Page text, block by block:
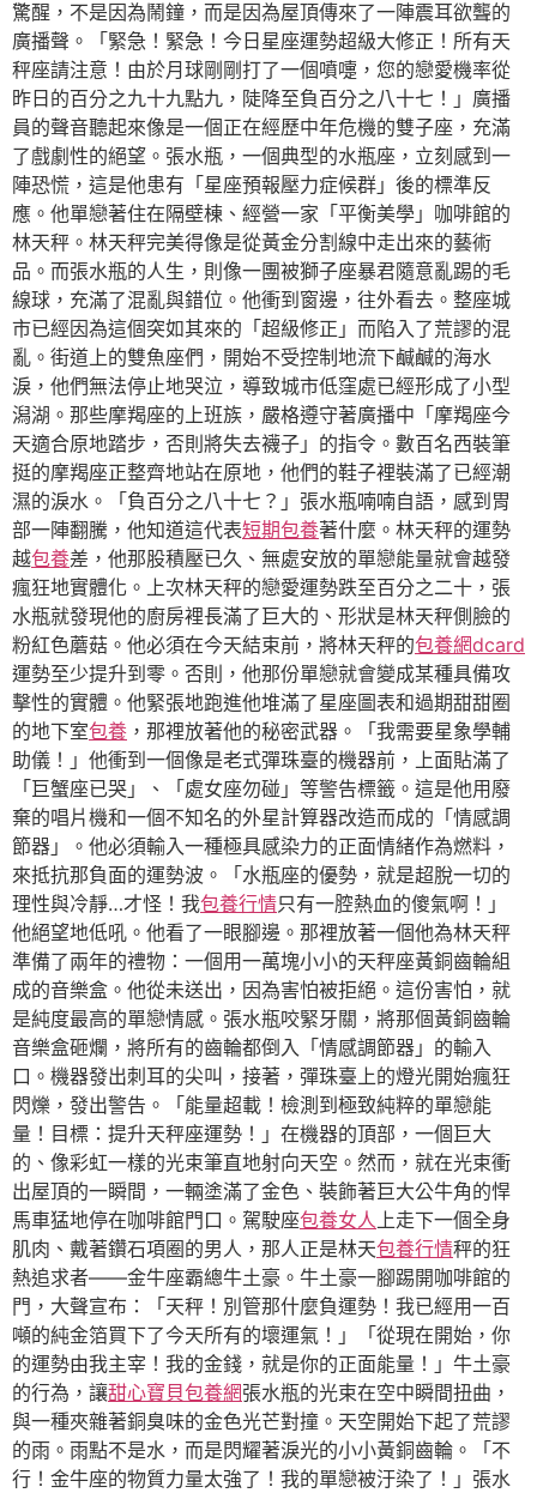
驚醒，不是因為鬧鐘，而是因為屋頂傳來了一陣震耳欲聾的
廣播聲。「緊急！緊急！今日星座運勢超級大修正！所有天
秤座請注意！由於月球剛剛打了一個噴嚏，您的戀愛機率從
昨日的百分之九十九點九，陡降至負百分之八十七！」廣播
員的聲音聽起來像是一個正在經歷中年危機的雙子座，充滿
了戲劇性的絕望。張水瓶，一個典型的水瓶座，立刻感到一
陣恐慌，這是他患有「星座預報壓力症候群」後的標準反
應。他單戀著住在隔壁棟、經營一家「平衡美學」咖啡館的
林天秤。林天秤完美得像是從黃金分割線中走出來的藝術
品。而張水瓶的人生，則像一團被獅子座暴君隨意亂踢的毛
線球，充滿了混亂與錯位。他衝到窗邊，往外看去。整座城
市已經因為這個突如其來的「超級修正」而陷入了荒謬的混
亂。街道上的雙魚座們，開始不受控制地流下鹹鹹的海水
淚，他們無法停止地哭泣，導致城市低窪處已經形成了小型
潟湖。那些摩羯座的上班族，嚴格遵守著廣播中「摩羯座今
天適合原地踏步，否則將失去襪子」的指令。數百名西裝筆
挺的摩羯座正整齊地站在原地，他們的鞋子裡裝滿了已經潮
濕的淚水。「負百分之八十七？」張水瓶喃喃自語，感到胃
部一陣翻騰，他知道這代表短期包養著什麼。林天秤的運勢
越包養差，他那股積壓已久、無處安放的單戀能量就會越發
瘋狂地實體化。上次林天秤的戀愛運勢跌至百分之二十，張
水瓶就發現他的廚房裡長滿了巨大的、形狀是林天秤側臉的
粉紅色蘑菇。他必須在今天結束前，將林天秤的包養網dcard
運勢至少提升到零。否則，他那份單戀就會變成某種具備攻
擊性的實體。他緊張地跑進他堆滿了星座圖表和過期甜甜圈
的地下室包養 ，那裡放著他的秘密武器。「我需要星象學輔
助儀！」他衝到一個像是老式彈珠臺的機器前，上面貼滿了
「巨蟹座已哭」、「處女座勿碰」等警告標籤。這是他用廢
棄的唱片機和一個不知名的外星計算器改造而成的「情感調
節器」。他必須輸入一種極具感染力的正面情緒作為燃料，
來抵抗那負面的運勢波。「水瓶座的優勢，就是超脫一切的
理性與冷靜…才怪！我包養行情只有一腔熱血的傻氣啊！」
他絕望地低吼。他看了一眼腳邊。那裡放著一個他為林天秤
準備了兩年的禮物：一個用一萬塊小小的天秤座黃銅齒輪組
成的音樂盒。他從未送出，因為害怕被拒絕。這份害怕，就
是純度最高的單戀情感。張水瓶咬緊牙關，將那個黃銅齒輪
音樂盒砸爛，將所有的齒輪都倒入「情感調節器」的輸入
口。機器發出刺耳的尖叫，接著，彈珠臺上的燈光開始瘋狂
閃爍，發出警告。「能量超載！檢測到極致純粹的單戀能
量！目標：提升天秤座運勢！」在機器的頂部，一個巨大
的、像彩虹一樣的光束筆直地射向天空。然而，就在光束衝
出屋頂的一瞬間，一輛塗滿了金色、裝飾著巨大公牛角的悍
馬車猛地停在咖啡館門口。駕駛座包養女人上走下一個全身
肌肉、戴著鑽石項圈的男人，那人正是林天包養行情秤的狂
熱追求者——金牛座霸總牛土豪。牛土豪一腳踢開咖啡館的
門，大聲宣布：「天秤！別管那什麼負運勢！我已經用一百
噸的純金箔買下了今天所有的壞運氣！」「從現在開始，你
的運勢由我主宰！我的金錢，就是你的正面能量！」牛土豪
的行為，讓甜心寶貝包養網張水瓶的光束在空中瞬間扭曲，
與一種夾雜著銅臭味的金色光芒對撞。天空開始下起了荒謬
的雨。雨點不是水，而是閃耀著淚光的小小黃銅齒輪。「不
行！金牛座的物質力量太強了！我的單戀被汙染了！」張水